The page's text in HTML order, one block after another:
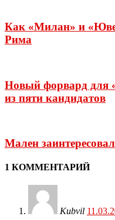
Как «Милан» и
Рима
Новый форвард для
из пяти кандидатов
Мален
1 КОММЕНТАРИЙ
Kubvil